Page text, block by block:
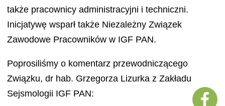
także pracownicy administracyjni i techniczni.
Inicjatywę wsparł także Niezależny Związek
Zawodowe Pracowników w IGF PAN.
Poprosiliśmy o komentarz przewodniczącego
Związku, dr hab. Grzegorza Lizurka z Zakładu
Sejsmologii IGF PAN: